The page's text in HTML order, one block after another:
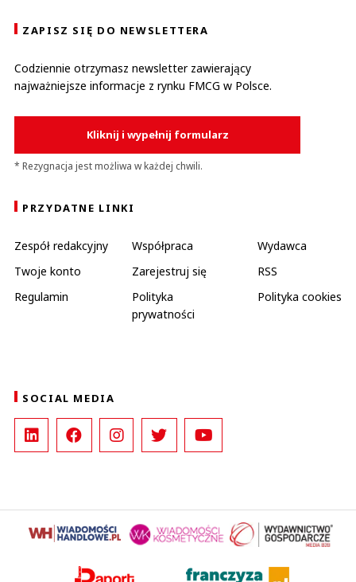
ZAPISZ SIĘ DO NEWSLETTERA
Codziennie otrzymasz newsletter zawierający
najważniejsze informacje z rynku FMCG w Polsce.
Kliknij i wypełnij formularz
* Rezygnacja jest możliwa w każdej chwili.
PRZYDATNE LINKI
Zespół redakcyjny Współpraca
Wydawca
Twoje konto
Zarejestruj się
RSS
Regulamin
Polityka
prywatności
Polityka cookies
SOCIAL MEDIA